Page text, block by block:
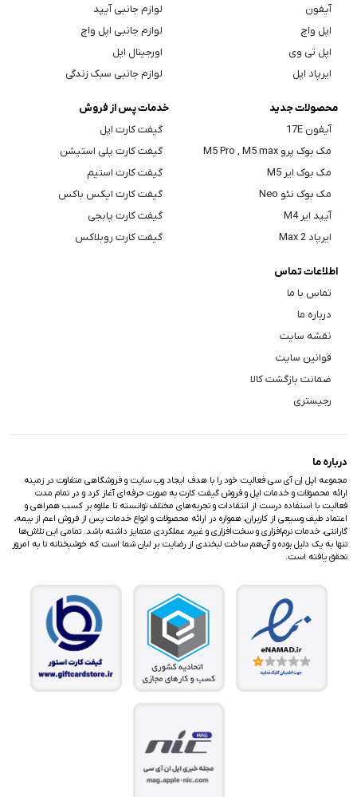
آیفون
اپل واچ
اپل تی وی
ایرپاد اپل
لوازم جانبی آیپد
لوازم جانبی اپل واچ
اورجینال اپل
لوازم جانبی سبک زندگی
محصولات جدید
آیفون 17E
مک بوک پرو M5 Pro , M5 max
مک بوک ایر M5
مک بوک نئو Neo
آیپد ایر M4
ایرپاد Max 2
خدمات پس از فروش
گیفت کارت اپل
گیفت کارت پلی استیشن
گیفت کارت استیم
گیفت کارت ایکس باکس
گیفت کارت پابجی
گیفت کارت روبلاکس
اطلاعات تماس
تماس با ما
درباره ما
نقشه سایت
قوانین سایت
ضمانت بازگشت کالا
رجیستری
درباره ما
مجموعه اپل اِن آی سی فعالیت خود را با هدف ایجاد وب سایت و فروشگاهی متفاوت در زمینه
ارائه محصولات و خدمات اپل و فروش گیفت کارت به صورت حرفه‌ای آغاز کرد و در تمام مدت
فعالیت با استفاده درست از انتقادات و تجربه‌های مختلف توانسته تا علاوه بر کسب همراهی و
اعتماد طیف وسیعی از کاربران، همواره در ارائه محصولات و انواع خدمات پس از فروش اعم از بیمه،
گارانتی، خدمات نرم‌افزاری و سخت‌افزاری و غیره، عملکردی متمایز داشته باشد. تمامی این تلاش‌ها
تنها به یک دلیل بوده و آن‌هم ساخت لبخندی از رضایت بر لبان شما است که خوشبختانه تا به امروز
تحقق یافته است.